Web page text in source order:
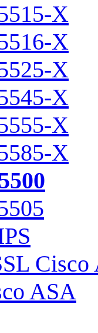
X
X
X
X
X
X
Cisco
ASA